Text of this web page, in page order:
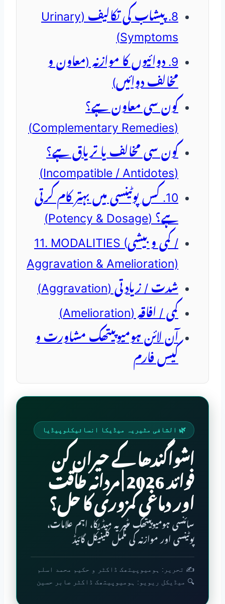
8. پیشاب کی تکالیف (Urinary
Symptoms)
9. دوائیوں کا موازنہ (معاون و
مخالف دوائیں)
کون سی معاون ہے؟
(Complementary Remedies)
کون سی مخالف یا تریاق ہے؟
(Incompatible / Antidotes)
10. کس پوٹینسی میں بہتر کام کرتی
ہے؟ (Potency & Dosage)
11. MODALITIES (کمی و بیشی /
Aggravation & Amelioration)
شدت / زیادتی (Aggravation)
کمی / افاقہ (Amelioration)
آن لائن ہومیوپیتھک مشاورت و
کیس فارم
🌿 الشافی مٹیریہ میڈیکا انسائیکلوپیڈیا
اشواگندھا کے حیران کن
فوائد 2026 | مردانہ طاقت
اور دماغی کمزوری کا حل؟
سائنسی ہومیوپیتھک مٹیریہ میڈیکا، اہم علامات،
پوٹینسی اور موازنہ کی مکمل کلینیکل گائیڈ
✍️ تحریر: ہومیوپیتھک ڈاکٹر و حکیم محمد اسلم
🔍 میڈیکل ریویو: ہومیوپیتھک ڈاکٹر صابر حسین